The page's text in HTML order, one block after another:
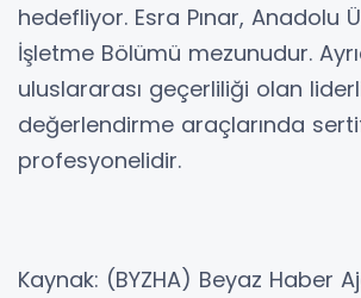
hedefliyor. Esra Pınar, Anadolu
İşletme Bölümü mezunudur.
uluslararası geçerliliği olan
değerlendirme araçlarında
profesyonelidir.
Kaynak: (BYZHA) Beyaz Haber